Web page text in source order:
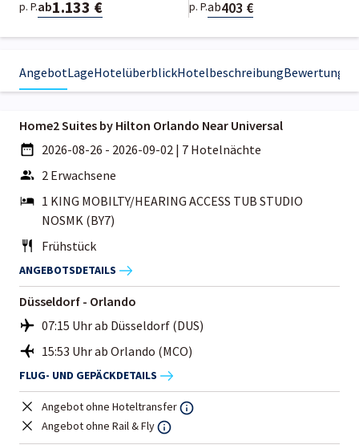
p. P.ab1.133 €
p. P.ab403 €
AngebotLageHotelüberblickHotelbeschreibungBewertungen
Home2 Suites by Hilton Orlando Near Universal
2026-08-26 - 2026-09-02 | 7 Hotelnächte
2 Erwachsene
1 KING MOBILTY/HEARING ACCESS TUB STUDIO
NOSMK (BY7)
Frühstück
ANGEBOTSDETAILS
Düsseldorf - Orlando
07:15 Uhr ab Düsseldorf (DUS)
15:53 Uhr ab Orlando (MCO)
FLUG- UND GEPÄCKDETAILS
Angebot ohne Hoteltransfer
Angebot ohne Rail & Fly